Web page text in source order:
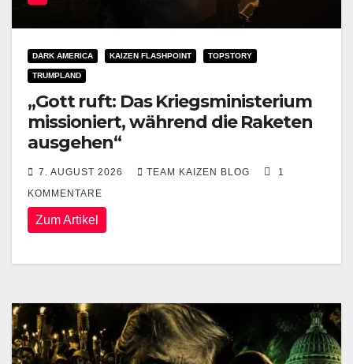
DARK AMERICA KAIZEN FLASHPOINT TOPSTORY
TRUMPLAND
„Gott ruft: Das Kriegsministerium
missioniert, während die Raketen
ausgehen“
7. AUGUST 2026 TEAM KAIZEN BLOG
1
KOMMENTARE
Zum Artikel